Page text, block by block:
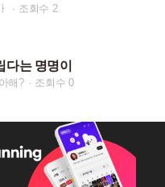
조회수 2
다는 명명이
해? 조회수 0